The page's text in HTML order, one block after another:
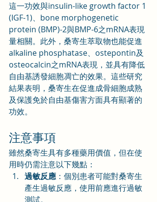
這一功效與insulin-like growth factor 1
(IGF-1)、bone morphogenetic
protein (BMP)-2與BMP-6之mRNA表現
量相關。此外，桑寄生萃取物也能促進
alkaline phosphatase、ostepontin及
osteocalcin之mRNA表現，並具有降低
自由基誘發細胞凋亡的效果。這些研究
結果表明，桑寄生在促進成骨細胞成熟
及保護免於自由基傷害方面具有顯著的
功效。
注意事項
雖然桑寄生具有多種藥用價值，但在使
用時仍需注意以下幾點：
過敏反應 ：個別患者可能對桑寄生
產生過敏反應，使用前應進行過敏
測試。